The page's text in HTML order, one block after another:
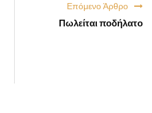
Επόμενο Άρθρο
Πωλείται ποδήλατο